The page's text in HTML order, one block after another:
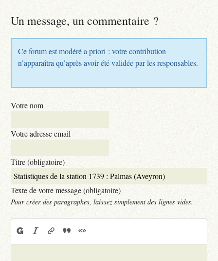
Un message, un commentaire ?
Ce forum est modéré a priori : votre contribution
n’apparaîtra qu’après avoir été validée par les responsables.
Votre nom
Votre adresse email
Titre (obligatoire)
Texte de votre message (obligatoire)
Pour créer des paragraphes, laissez simplement des lignes vides.